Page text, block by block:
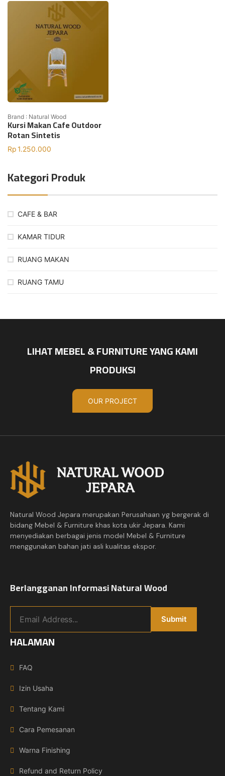
Kategori Produk
CAFE & BAR
KAMAR TIDUR
RUANG MAKAN
RUANG TAMU
Brand : Natural Wood
Kursi Makan Cafe Outdoor
Rotan Sintetis
Rp1.250.000
LIHAT MEBEL & FURNITURE YANG KAMI
PRODUKSI
OUR PROJECT
Natural Wood Jepara merupakan Perusahaan yg bergerak di
bidang Mebel & Furniture khas kota ukir Jepara. Kami
menyediakan berbagai jenis model Mebel & Furniture
menggunakan bahan jati asli kualitas ekspor.
Berlangganan Informasi Natural Wood
HALAMAN
FAQ
Izin Usaha
Tentang Kami
Cara Pemesanan
Warna Finishing
Refund and Return Policy